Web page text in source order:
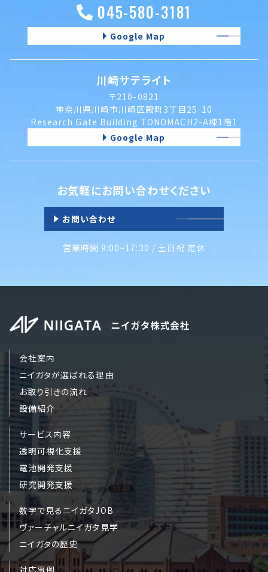
045-580-3181
Google Map
川崎サテライト
〒210-0821
神奈川県川崎市川崎区殿町3丁目25-10
Research Gate Building TONOMACH2-A棟1階1
Google Map
お気軽にお問い合わせください
お問い合わせ
営業時間 9:00~17:30 / 土日祝 定休
会社案内
ニイガタが選ばれる理由
お取り引きの流れ
設備紹介
サービス内容
透明可視化支援
電池開発支援
研究開発支援
数字で見るニイガタJOB
ヴァーチャルニイガタ見学
ニイガタの歴史
対応事例